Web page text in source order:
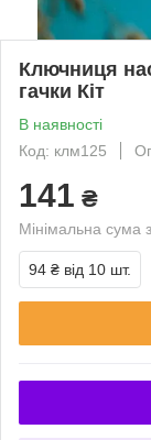
Ключниця
гачки Кіт
В наявності
Код: клм125
141 ₴
Мінімальна сума
94 ₴ від 10 шт.